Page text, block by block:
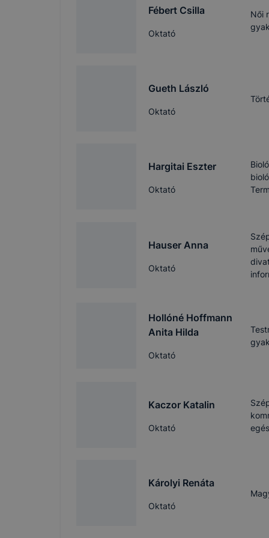
Fébert Csilla
Oktató
Női
Gueth László
Oktató
Hargitai Eszter
Oktató
Hauser Anna
Oktató
Hollóné Hoffmann
Anita Hilda
Oktató
Kaczor Katalin
Oktató
Károlyi Renáta
Oktató